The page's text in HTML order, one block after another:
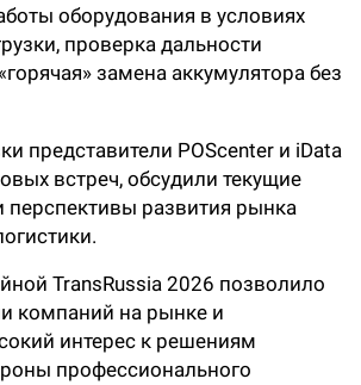
оборудования в условиях
проверка дальности
замена аккумулятора без
представители POScenter и iData
встреч, обсудили текущие
перспективы развития рынка
TransRussia 2026 позволило
компаний на рынке и
интерес к решениям
профессионального